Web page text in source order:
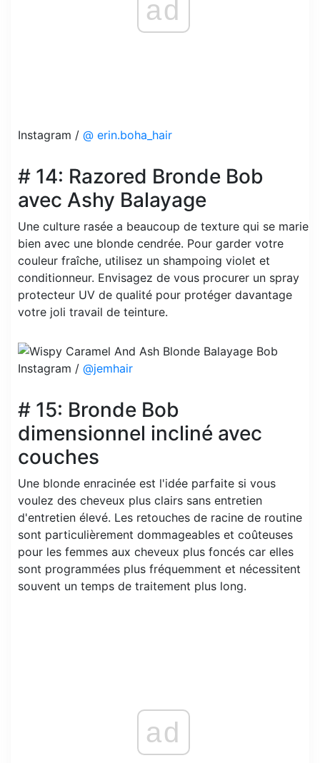
ad
Instagram / @ erin.boha_hair
# 14: Razored Bronde Bob
avec Ashy Balayage
Une culture rasée a beaucoup de texture qui se marie
bien avec une blonde cendrée. Pour garder votre
couleur fraîche, utilisez un shampoing violet et
conditionneur. Envisagez de vous procurer un spray
protecteur UV de qualité pour protéger davantage
votre joli travail de teinture.
Instagram / @jemhair
# 15: Bronde Bob
dimensionnel incliné avec
couches
Une blonde enracinée est l'idée parfaite si vous
voulez des cheveux plus clairs sans entretien
d'entretien élevé. Les retouches de racine de routine
sont particulièrement dommageables et coûteuses
pour les femmes aux cheveux plus foncés car elles
sont programmées plus fréquemment et nécessitent
souvent un temps de traitement plus long.
ad